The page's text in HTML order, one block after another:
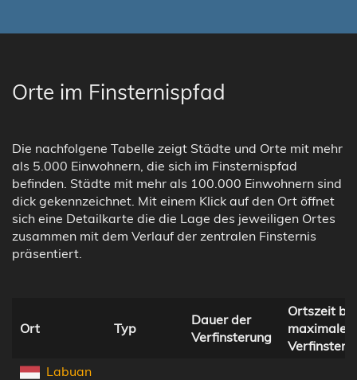
Orte im Finsternispfad
Die nachfolgene Tabelle zeigt Städte und Orte mit mehr
als 5.000 Einwohnern, die sich im Finsternispfad
befinden. Städte mit mehr als 100.000 Einwohnern sind
dick gekennzeichnet. Mit einem Klick auf den Ort öffnet
sich eine Detailkarte die die Lage des jeweiligen Ortes
zusammen mit dem Verlauf der zentralen Finsternis
präsentiert.
Ort Typ
Dauer der
Verfinsterung
Ortszeit bei
maximaler
Labuan